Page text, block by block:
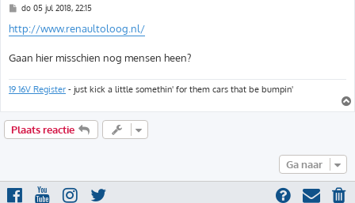
B
r
i
h
t
do 05 jul 2018, 22:15
http://www.renaultoloog.nl/
Gaan hier misschien nog mensen heen?
19 16V Register - just kick a little somethin' for them cars that be bumpin'
Plaats reactie
Ga naar